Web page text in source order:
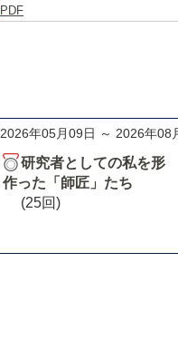
PDF
2026年05月09日 ～ 2026年08
研究者としての私を形
作った「師匠」たち
(25回)